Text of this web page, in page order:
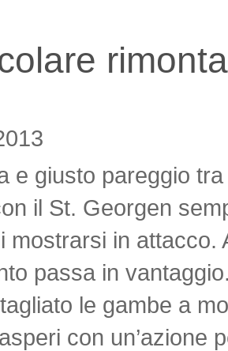
e giusto pareggio
il St. Georgen
mostrarsi in
passa in
le gambe a
con un’azione